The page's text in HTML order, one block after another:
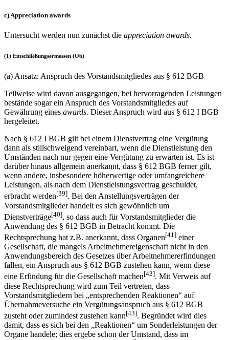
c) Appreciation awards
Untersucht werden nun zunächst die appreciation awards.
(1) Entschließungsermessen (Ob)
(a) Ansatz: Anspruch des Vorstandsmitgliedes aus § 612 BGB
Teilweise wird davon ausgegangen, bei hervorragenden Leistungen
bestände sogar ein Anspruch des Vorstandsmitgliedes auf
Gewährung eines awards. Dieser Anspruch wird aus § 612 I BGB
hergeleitet.
Nach § 612 I BGB gilt bei einem Dienstvertrag eine Vergütung
dann als stillschweigend vereinbart, wenn die Dienstleistung den
Umständen nach nur gegen eine Vergütung zu erwarten ist. Es ist
darüber hinaus allgemein anerkannt, dass § 612 BGB ferner gilt,
wenn andere, insbesondere höherwertige oder umfangreichere
Leistungen, als nach dem Dienstleistungsvertrag geschuldet,
erbracht werden[39]. Bei den Anstellungsverträgen der
Vorstandsmitglieder handelt es sich gewöhnlich um
Dienstverträge[40], so dass auch für Vorstandsmitglieder die
Anwendung des § 612 BGB in Betracht kommt. Die
Rechtsprechung hat z.B. anerkannt, dass Organen[41] einer
Gesellschaft, die mangels Arbeitnehmereigenschaft nicht in den
Anwendungsbereich des Gesetzes über Arbeitnehmererfindungen
fallen, ein Anspruch aus § 612 BGB zustehen kann, wenn diese
eine Erfindung für die Gesellschaft machen[42]. Mit Verweis auf
diese Rechtsprechung wird zum Teil vertreten, dass
Vorstandsmitgliedern bei „entsprechenden Reaktionen“ auf
Übernahmeversuche ein Vergütungsanspruch aus § 612 BGB
zusteht oder zumindest zustehen kann[43]. Begründet wird dies
damit, dass es sich bei den „Reaktionen“ um Sonderleistungen der
Organe handele; dies ergebe schon der Umstand, dass im